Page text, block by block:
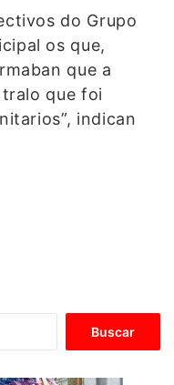
do Grupo
os que,
que a
que foi
indican
c